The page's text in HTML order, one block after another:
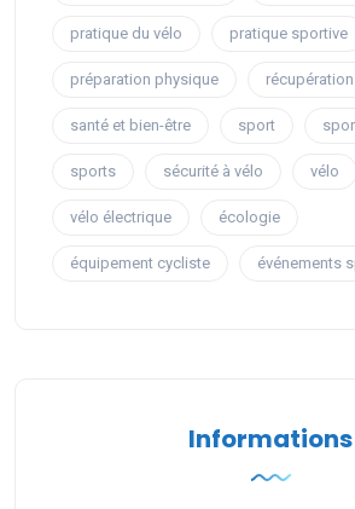
pratique du vélo pratique sportive
préparation physique récupération
santé et bien-être sport
sports sécurité à vélo vélo
vélo électrique écologie
équipement cycliste événements
Informations